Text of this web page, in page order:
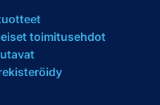
toimitusehdot